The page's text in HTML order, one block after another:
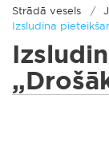
Strādā vesels
Izsludina